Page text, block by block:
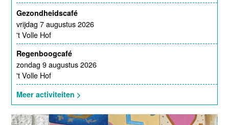
Gezondheidscafé
vrijdag 7 augustus 2026
't Volle Hof
Regenboogcafé
zondag 9 augustus 2026
't Volle Hof
Meer activiteiten >